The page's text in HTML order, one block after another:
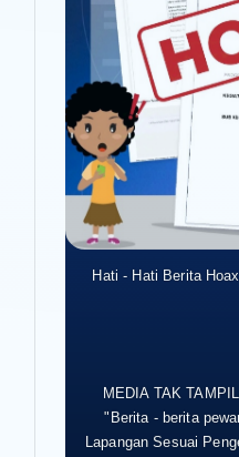
Hati - Hati Berita
MEDIA TAK
"Berita - berita
Lapangan Sesuai